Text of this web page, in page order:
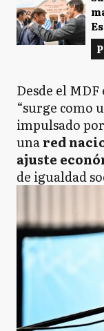
Desde el
“surge como
impulsado
unared
ajuste
de igualdad